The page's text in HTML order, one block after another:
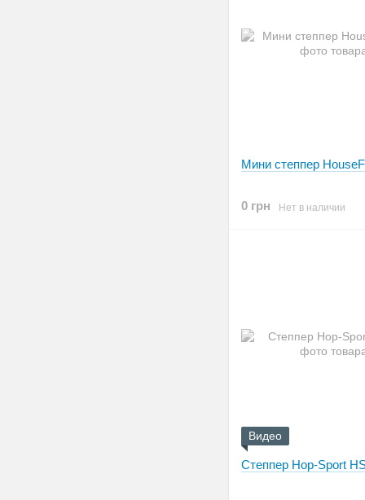
Мини степпер
0 грн Нет в наличии
Видео
Степпер Hop-Sport